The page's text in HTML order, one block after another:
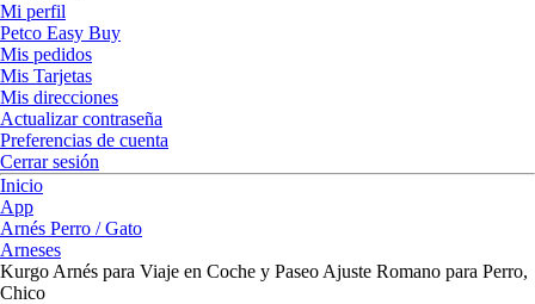
Mi perfil
Petco Easy Buy
Mis pedidos
Mis Tarjetas
Mis direcciones
Actualizar contraseña
Preferencias de cuenta
Cerrar sesión
Inicio
App
Arnés Perro / Gato
Arneses
Kurgo Arnés para Viaje en Coche y Paseo Ajuste Romano para Perro,
Chico